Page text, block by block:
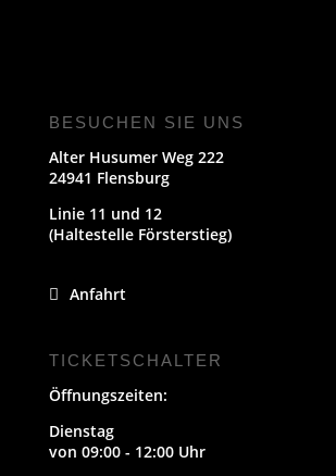
BESUCHEN SIE UNS
Alter Husumer Weg 222
24941 Flensburg
Linie 11 und 12
(Haltestelle Försterstieg)
Anfahrt
TICKETSCHALTER
Öffnungszeiten:
Dienstag
von 09:00 - 12:00 Uhr